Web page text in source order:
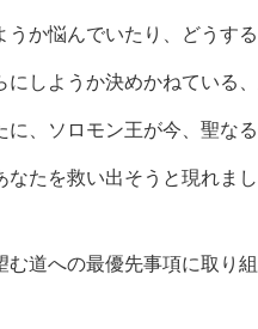
うか悩んでいたり、どうす
しようか決めかねている
に、ソロモン王が今、聖な
たを救い出そうと現れまし
む道への最優先事項に取り